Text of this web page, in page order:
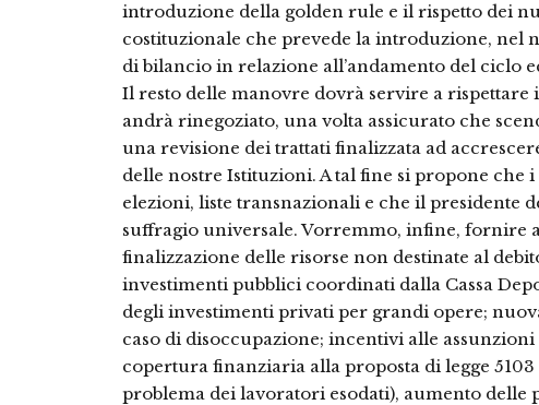
introduzione della golden rule e il rispetto dei
costituzionale che prevede la introduzione, nel
di bilancio in relazione all’andamento del ciclo
Il resto delle manovre dovrà servire a rispettare
andrà rinegoziato, una volta assicurato che
una revisione dei trattati finalizzata ad
delle nostre Istituzioni. A tal fine si propone che
elezioni, liste transnazionali e che il presidente
suffragio universale. Vorremmo, infine, fornire
finalizzazione delle risorse non destinate al
investimenti pubblici coordinati dalla Cassa
degli investimenti privati per grandi opere;
caso di disoccupazione; incentivi alle
copertura finanziaria alla proposta di legge
problema dei lavoratori esodati), aumento delle